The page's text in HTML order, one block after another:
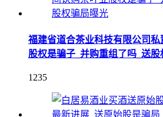
福建省道合茶业科技有限公司
股权是骗子_并购重组了吗_送
1235